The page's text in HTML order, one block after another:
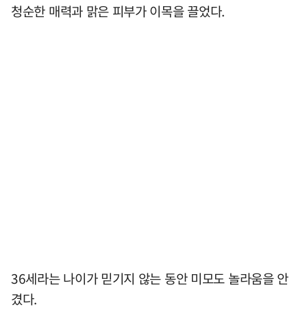
청순한 매력과 맑은 피부가 이목을 끌었다.
36세라는 나이가 믿기지 않는 동안 미모도 놀라움을 안
겼다.